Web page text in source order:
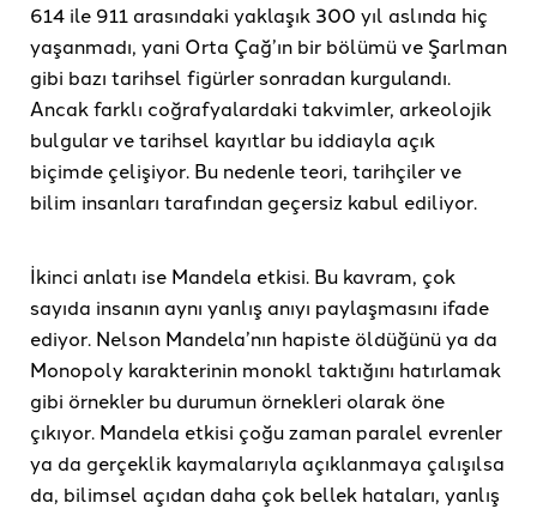
614 ile 911 arasındaki yaklaşık 300 yıl aslında hiç
yaşanmadı, yani Orta Çağ’ın bir bölümü ve Şarlman
gibi bazı tarihsel figürler sonradan kurgulandı.
Ancak farklı coğrafyalardaki takvimler, arkeolojik
bulgular ve tarihsel kayıtlar bu iddiayla açık
biçimde çelişiyor. Bu nedenle teori, tarihçiler ve
bilim insanları tarafından geçersiz kabul ediliyor.
İkinci anlatı ise Mandela etkisi. Bu kavram, çok
sayıda insanın aynı yanlış anıyı paylaşmasını ifade
ediyor. Nelson Mandela’nın hapiste öldüğünü ya da
Monopoly karakterinin monokl taktığını hatırlamak
gibi örnekler bu durumun örnekleri olarak öne
çıkıyor. Mandela etkisi çoğu zaman paralel evrenler
ya da gerçeklik kaymalarıyla açıklanmaya çalışılsa
da, bilimsel açıdan daha çok bellek hataları, yanlış